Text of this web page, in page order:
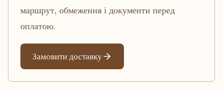
маршрут, обмеження і документи перед
оплатою.
Замовити доставку